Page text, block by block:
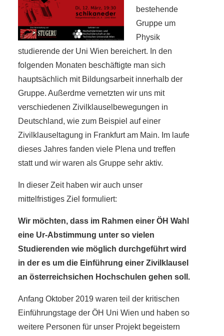
bestehende
Gruppe um
Physik
studierende der Uni Wien bereichert. In den
folgenden Monaten beschäftigte man sich
hauptsächlich mit Bildungsarbeit innerhalb der
Gruppe. Außerdme vernetzten wir uns mit
verschiedenen Zivilklauselbewegungen in
Deutschland, wie zum Beispiel auf einer
Zivilklauseltagung in Frankfurt am Main. Im laufe
dieses Jahres fanden viele Plena und treffen
statt und wir waren als Gruppe sehr aktiv.
In dieser Zeit haben wir auch unser
mittelfristiges Ziel formuliert:
Wir möchten, dass im Rahmen einer ÖH Wahl
eine Ur-Abstimmung unter so vielen
Studierenden wie möglich durchgeführt wird
in der es um die Einführung einer Zivilklausel
an österreichsichen Hochschulen gehen soll.
Anfang Oktober 2019 waren teil der kritischen
Einführungstage der ÖH Uni Wien und haben so
weitere Personen für unser Projekt begeistern